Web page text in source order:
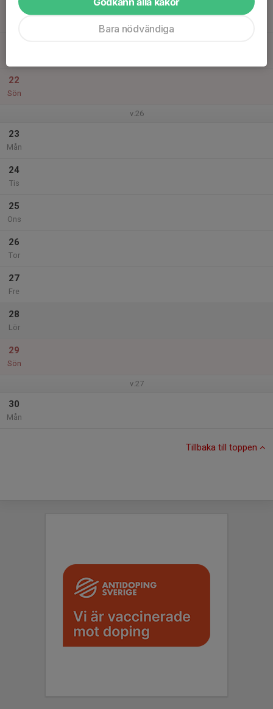
20
22
Sön
v.26
23
Mån
24
Tis
25
Ons
26
Tor
27
Fre
28
Lör
29
Sön
v.27
30
Mån
Tillbaka till toppen
Bara nödvändiga